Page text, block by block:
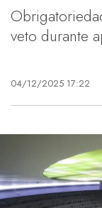
veto durante
04/12/2025 17:22